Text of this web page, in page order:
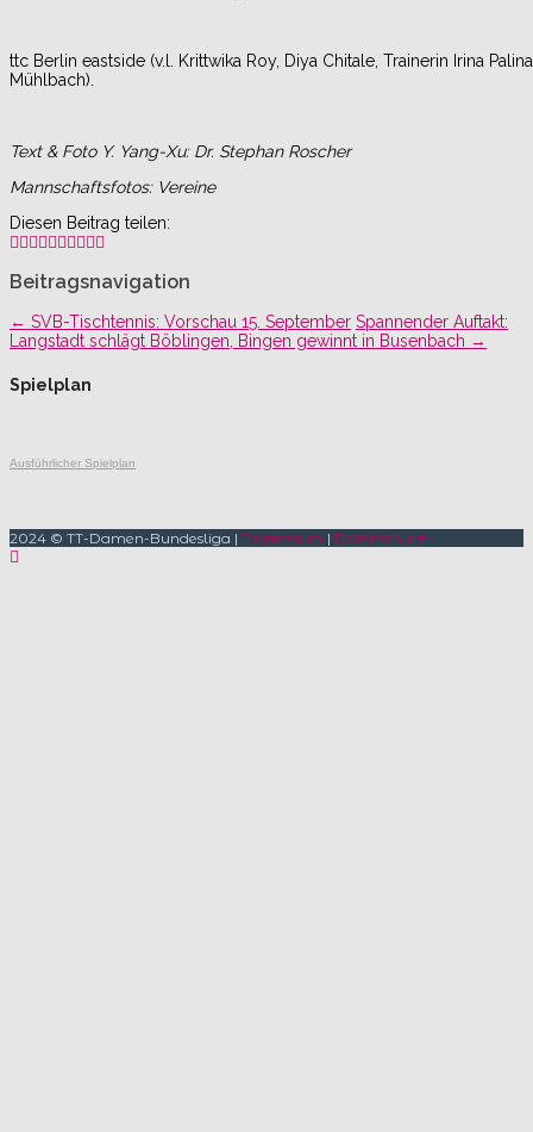
ttc Berlin eastside (v.l. Krittwika Roy, Diya Chitale, Trainerin Irina
Mühlbach).
Text & Foto Y. Yang-Xu: Dr. Stephan Roscher
Mannschaftsfotos: Vereine
Diesen Beitrag teilen:
Beitragsnavigation
← SVB-Tischtennis: Vorschau 15. September Spannender Auftakt:
Langstadt schlägt Böblingen, Bingen gewinnt in Busenbach →
Spielplan
Ausführlicher Spielplan
2024 © TT-Damen-Bundesliga | Impressum | Datenschutz